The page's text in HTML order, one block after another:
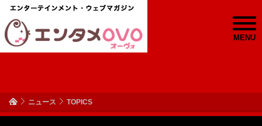
MENU
ニュース TOPICS